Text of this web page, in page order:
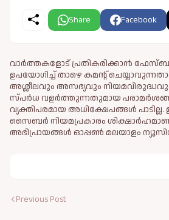
Share Facebook
വാർത്തകളോട് പ്രതികരിക്കാൻ
ഉപയോഗിച്ച് താഴെ കമന്റ്
അശ്ലീലവും അസഭ്യവും
സ്പര്‍ധ വളര്‍ത്തുന്നതുമായ
വ്യക്തിപരമായ അധിക്ഷേപങ്ങള്‍
സൈബര്‍ നിയമപ്രകാരം
അഭിപ്രായങ്ങള്‍ ഓപ്പൺ മലയാളം
Previous Post